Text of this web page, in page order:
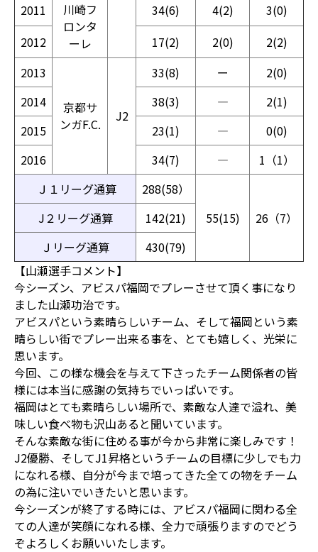
2011
川崎フ
ロンタ
ーレ
34(6) 4(2)
3(0)
2012
17(2) 2(0)
2(2)
2013
京都サ
ンガF.C.
J2
33(8) ー
2(0)
2014
38(3) ―
2(1)
2015
23(1) ―
0(0)
2016
34(7) ―
1（1）
Ｊ１リーグ通算
288(58）
55(15)
26（7）
J２リーグ通算
142(21)
Ｊリーグ通算
430(79)
【山瀬選手コメント】
今シーズン、アビスパ福岡でプレーさせて頂く事になり
ました山瀬功治です。
アビスパという素晴らしいチーム、そして福岡という素
晴らしい街でプレー出来る事を、とても嬉しく、光栄に
思います。
今回、この様な機会を与えて下さったチーム関係者の皆
様には本当に感謝の気持ちでいっぱいです。
福岡はとても素晴らしい場所で、素敵な人達で溢れ、美
味しい食べ物も沢山あると聞いています。
そんな素敵な街に住める事が今から非常に楽しみです！
J2優勝、そしてJ1昇格というチームの目標に少しでも力
になれる様、自分が今まで培ってきた全ての物をチーム
の為に注いでいきたいと思います。
今シーズンが終了する時には、アビスパ福岡に関わる全
ての人達が笑顔になれる様、全力で頑張りますのでどう
ぞよろしくお願いいたします。